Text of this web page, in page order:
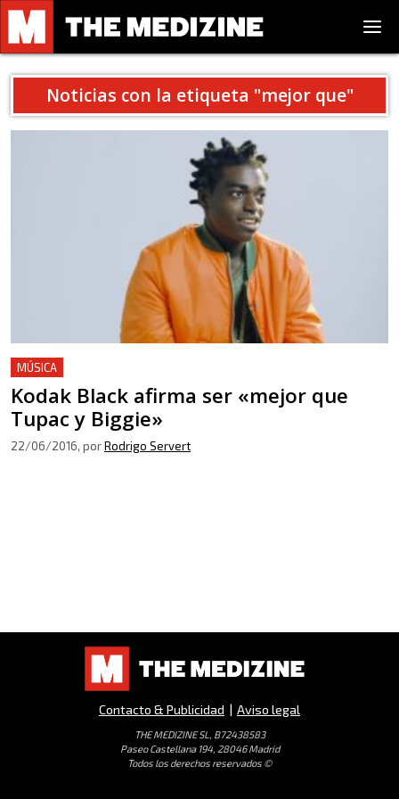
Noticias con la etiqueta "mejor que"
MÚSICA
Kodak Black afirma ser «mejor que
Tupac y Biggie»
22/06/2016, porRodrigo Servert
Contacto & Publicidad | Aviso legal
THE MEDIZINE SL, B72438583
Paseo Castellana 194, 28046 Madrid
Todos los derechos reservados ©